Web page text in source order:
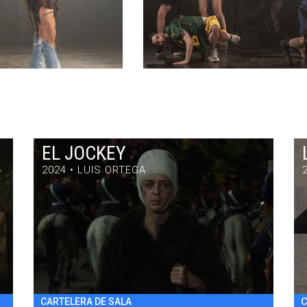
EL JOCKEY
2024 • LUIS ORTEGA
CARTELERA DE SALA
EL JOCKEY
DRAMA / 97' / ARGENTINA / 2024
VIE 31/7 22:30 h